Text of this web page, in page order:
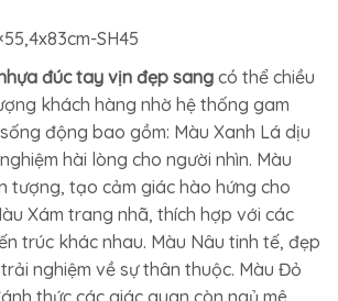
SH45
đúc tay vịn đẹp sang có thể chiều
khách hàng nhờ hệ thống gam
động bao gồm: Màu Xanh Lá dịu
hài lòng cho người nhìn. Màu
tượng, tạo cảm giác hào hứng cho
Xám trang nhã, thích hợp với các
trúc khác nhau. Màu Nâu tinh tế, đẹp
nghiệm về sự thân thuộc. Màu Đỏ
thức các giác quan còn ngủ mê,